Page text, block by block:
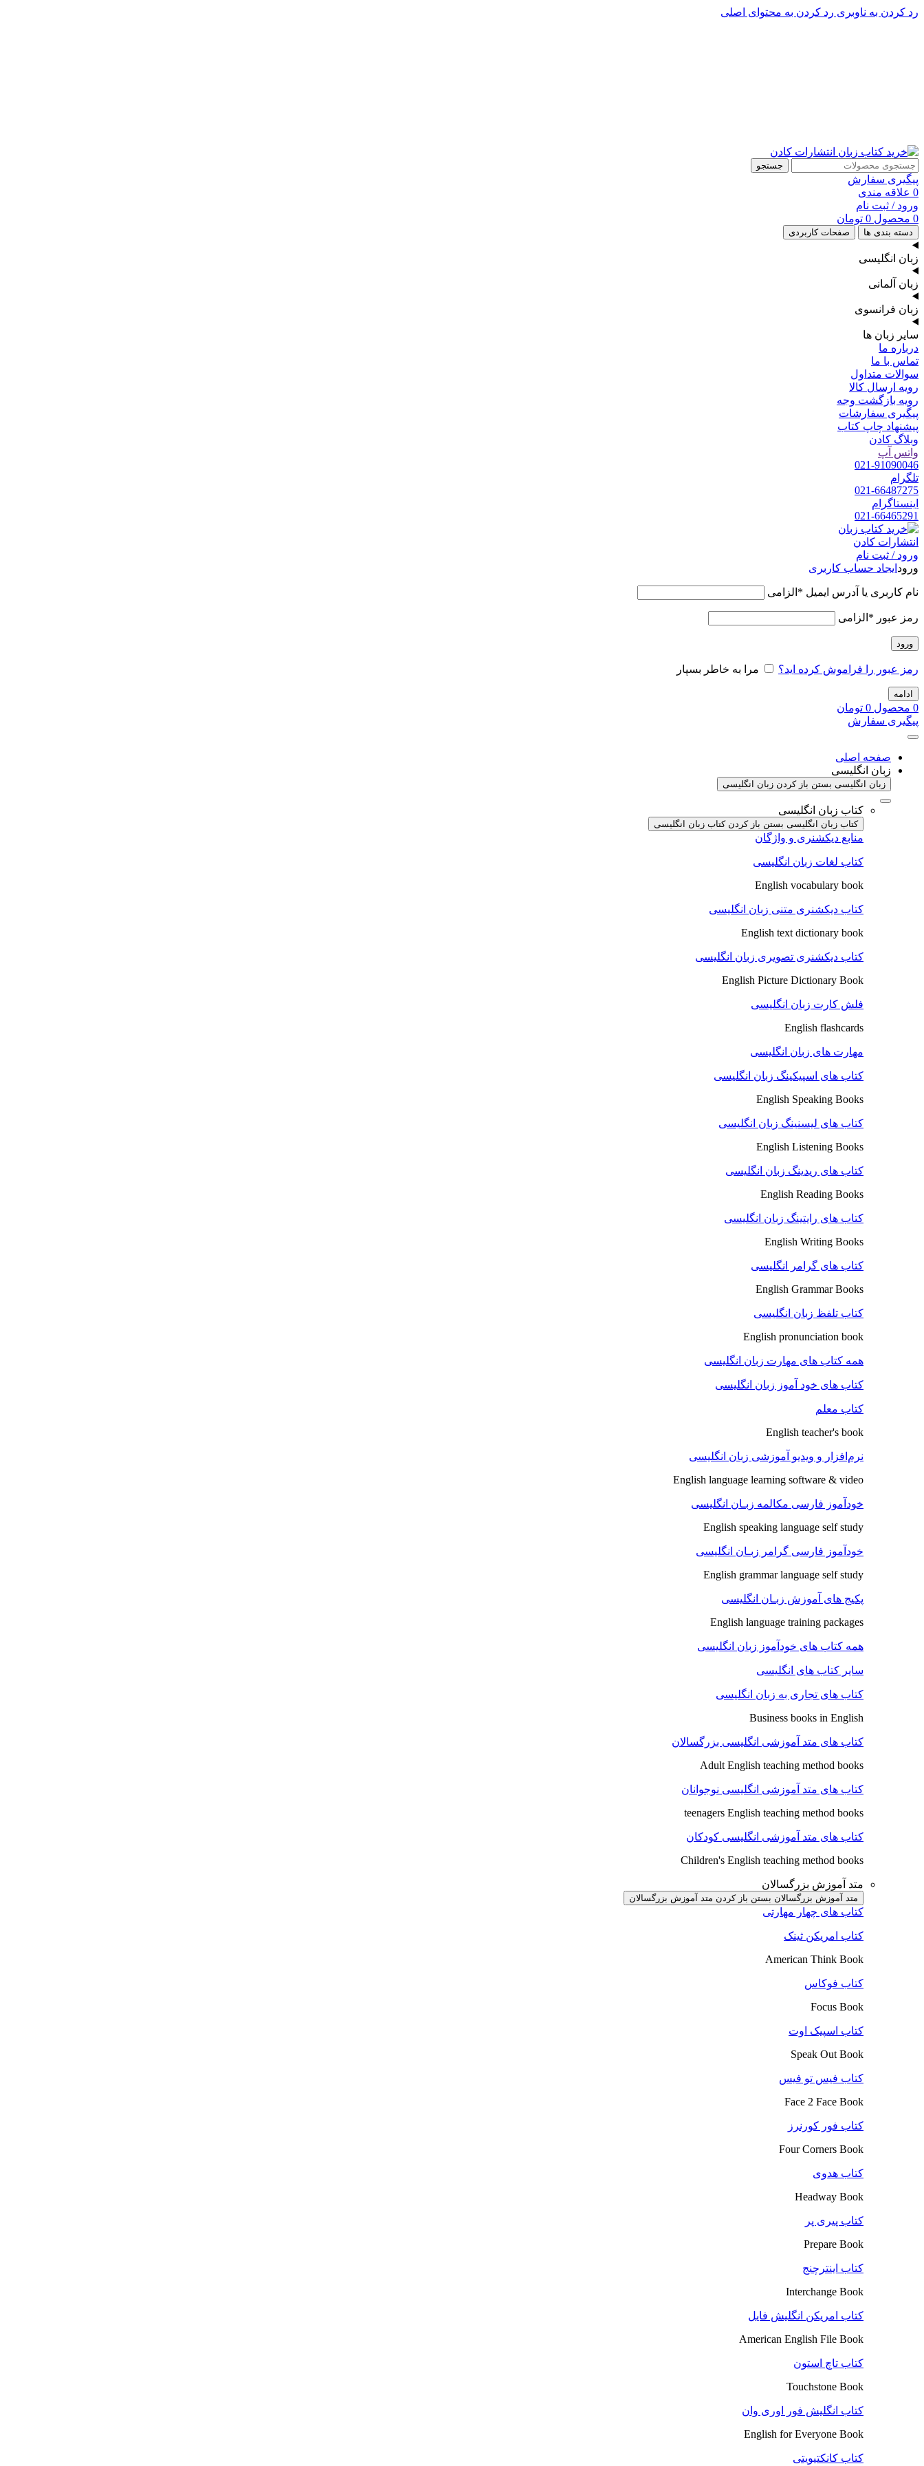
رد کردن به ناوبری رد کردن به محتوای اصلی
جستجو
پیگیری سفارش
0 علاقه مندی
ورود / ثبت نام
0 محصول 0 تومان
دسته بندی ها صفحات کاربردی
زبان انگلیسی
زبان آلمانی
زبان فرانسوی
سایر زبان ها
درباره ما
تماس با ما
سوالات متداول
رویه ارسال کالا
رویه بازگشت وجه
پیگیری سفارشات
پیشنهاد چاپ کتاب
وبلاگ کادن
واتس آپ
021-91090046
تلگرام
021-66487275
اینستاگرام
021-66465291
ورود / ثبت نام
ورود ایجاد حساب کاربری
نام کاربری یا آدرس ایمیل * الزامی
رمز عبور * الزامی
ورود
رمز عبور را فراموش کرده اید؟ مرا به خاطر بسپار
ادامه
0 محصول 0 تومان
پیگیری سفارش
صفحه اصلی
زبان انگلیسی
زبان انگلیسی بستن باز کردن زبان انگلیسی
کتاب زبان انگلیسی
کتاب زبان انگلیسی بستن باز کردن کتاب زبان انگلیسی
منابع دیکشنری و واژگان
کتاب لغات زبان انگلیسی
English vocabulary book
کتاب دیکشنری متنی زبان انگلیسی
English text dictionary book
کتاب دیکشنری تصویری زبان انگلیسی
English Picture Dictionary Book
فلش کارت زبان انگلیسی
English flashcards
مهارت های زبان انگلیسی
کتاب های اسپیکینگ زبان انگلیسی
English Speaking Books
کتاب های لیسنینگ زبان انگلیسی
English Listening Books
کتاب های ریدینگ زبان انگلیسی
English Reading Books
کتاب های رایتینگ زبان انگلیسی
English Writing Books
کتاب های گرامر انگلیسی
English Grammar Books
کتاب تلفظ زبان انگلیسی
English pronunciation book
همه کتاب های مهارت زبان انگلیسی
کتاب های خود آموز زبان انگلیسی
کتاب معلم
English teacher's book
نرم‌افزار و ویدیو آموزشی زبان انگلیسی
English language learning software & video
خودآموز فارسی مکالمه زبـان انگلیسی
English speaking language self study
خودآموز فارسی گرامر زبـان انگلیسی
English grammar language self study
پکیج های آموزش زبـان انگلیسی
English language training packages
همه کتاب های خودآموز زبان انگلیسی
سایر کتاب های انگلیسی
کتاب های تجاری به زبان انگلیسی
Business books in English
کتاب های متد آموزشی انگلیسی بزرگسالان
Adult English teaching method books
کتاب های متد آموزشی انگلیسی نوجوانان
teenagers English teaching method books
کتاب های متد آموزشی انگلیسی کودکان
Children's English teaching method books
متد آموزش بزرگسالان
متد آموزش بزرگسالان بستن باز کردن متد آموزش بزرگسالان
کتاب های چهار مهارتی
کتاب امریکن ثینک
American Think Book
کتاب فوکاس
Focus Book
کتاب اسپیک اوت
Speak Out Book
کتاب فیس تو فیس
Face 2 Face Book
کتاب فور کورنرز
Four Corners Book
کتاب هدوی
Headway Book
کتاب پیری پر
Prepare Book
کتاب اینترچنج
Interchange Book
کتاب امریکن انگلیش فایل
American English File Book
کتاب تاچ استون
Touchstone Book
کتاب انگلیش فور اوری وان
English for Everyone Book
کتاب کانکتیویتی